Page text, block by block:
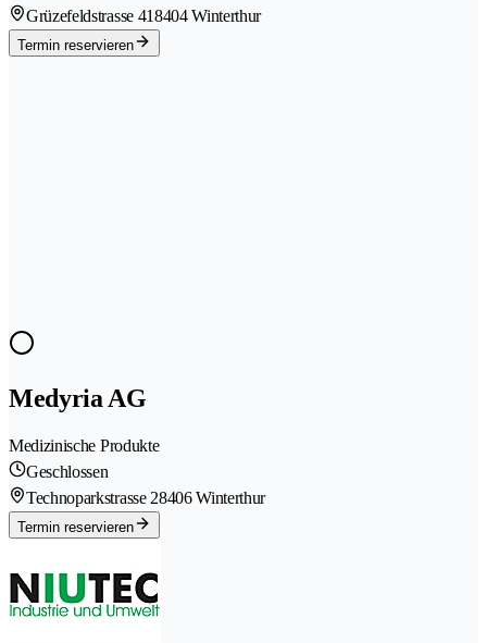
Grüzefeldstrasse 418404 Winterthur
Termin reservieren
Medyria AG
Medizinische Produkte
Geschlossen
Technoparkstrasse 28406 Winterthur
Termin reservieren